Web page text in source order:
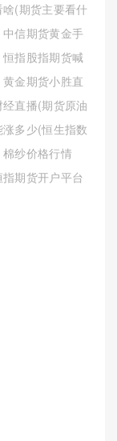
(期货主要看什
信期货黄金手
投资者更好地了
关信息）
指股指期货喊
略与风险管理
金期货小胜直
货黄金国际期货
直播(期货原油
多少(恒生指数
)
纱价格行情
未来展望）
期货开户平台